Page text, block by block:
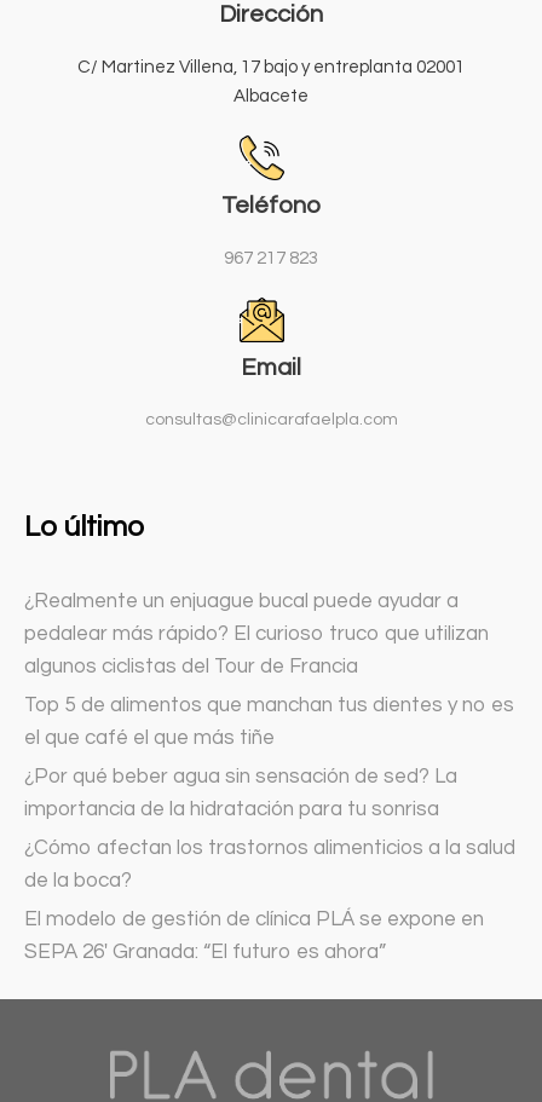
Dirección
C/ Martinez Villena, 17 bajo y entreplanta 02001
Albacete
Teléfono
967 217 823
Email
consultas@clinicarafaelpla.com
Lo último
¿Realmente un enjuague bucal puede ayudar a
pedalear más rápido? El curioso truco que utilizan
algunos ciclistas del Tour de Francia
Top 5 de alimentos que manchan tus dientes y no es
el que café el que más tiñe
¿Por qué beber agua sin sensación de sed? La
importancia de la hidratación para tu sonrisa
¿Cómo afectan los trastornos alimenticios a la salud
de la boca?
El modelo de gestión de clínica PLÁ se expone en
SEPA 26′ Granada: “El futuro es ahora”